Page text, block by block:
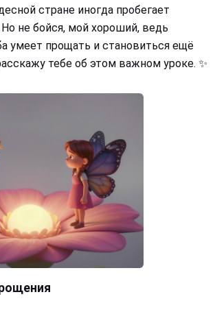
стране иногда пробегает
Но не бойся, мой хороший, ведь
умеет прощать и становиться ещё
тебе об этом важном уроке. ✨